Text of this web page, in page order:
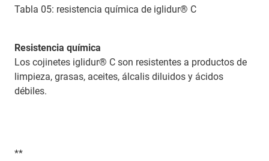
Tabla 05: resistencia química de iglidur® C
Resistencia química
Los cojinetes iglidur® C son resistentes a productos de
limpieza, grasas, aceites, álcalis diluidos y ácidos
débiles.
**